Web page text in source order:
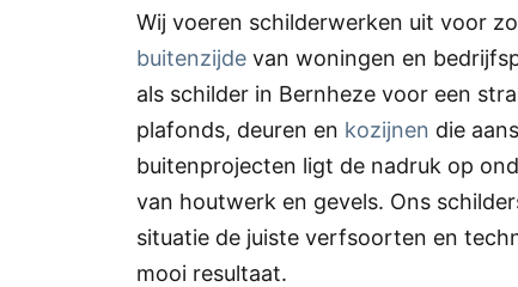
Wij voeren schilderwerken uit voor
buitenzijde van woningen en
als schilder in Bernheze voor een
plafonds, deuren en kozijnen die
buitenprojecten ligt de nadruk op
van houtwerk en gevels. Ons
situatie de juiste verfsoorten en
mooi resultaat.